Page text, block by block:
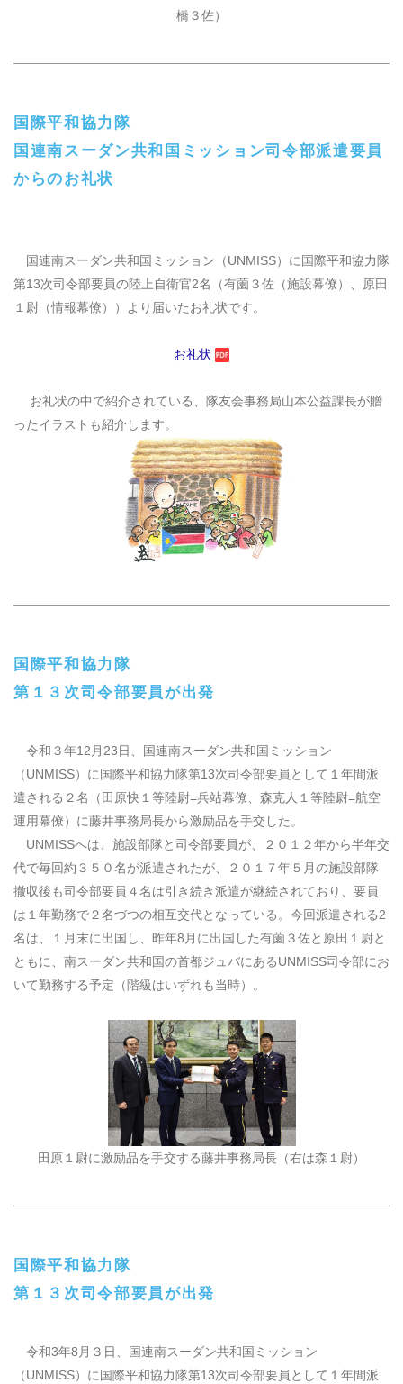
橋３佐）
国際平和協力隊
国連南スーダン共和国ミッション司令部派遣要員
からのお礼状
国連南スーダン共和国ミッション（UNMISS）に国際平和協力隊
第13次司令部要員の陸上自衛官2名（有薗３佐（施設幕僚）、原田
１尉（情報幕僚））より届いたお礼状です。
お礼状
お礼状の中で紹介されている、隊友会事務局山本公益課長が贈
ったイラストも紹介します。
国際平和協力隊
第１３次司令部要員が出発
令和３年12月23日、国連南スーダン共和国ミッション
（UNMISS）に国際平和協力隊第13次司令部要員として１年間派
遣される２名（田原快１等陸尉=兵站幕僚、森克人１等陸尉=航空
運用幕僚）に藤井事務局長から激励品を手交した。
UNMISSへは、施設部隊と司令部要員が、２０１２年から半年交
代で毎回約３５０名が派遣されたが、２０１７年５月の施設部隊
撤収後も司令部要員４名は引き続き派遣が継続されており、要員
は１年勤務で２名づつの相互交代となっている。今回派遣される2
名は、１月末に出国し、昨年8月に出国した有薗３佐と原田１尉と
ともに、南スーダン共和国の首都ジュバにあるUNMISS司令部にお
いて勤務する予定（階級はいずれも当時）。
田原１尉に激励品を手交する藤井事務局長（右は森１尉）
国際平和協力隊
第１３次司令部要員が出発
令和3年8月３日、国連南スーダン共和国ミッション
（UNMISS）に国際平和協力隊第13次司令部要員として１年間派